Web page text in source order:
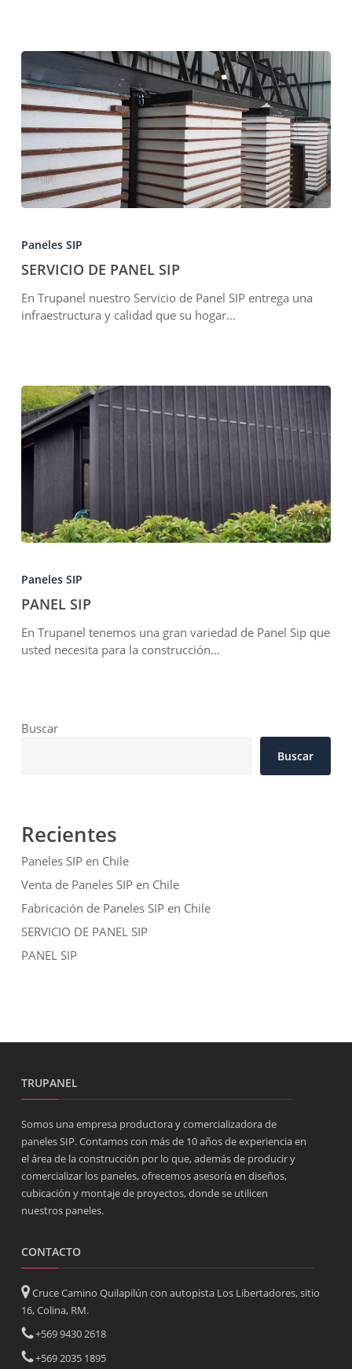
PANEL
SIP
Paneles SIP
SERVICIO DE PANEL SIP
En Trupanel nuestro Servicio de Panel SIP entrega una
infraestructura y calidad que su hogar…
Paneles SIP
PANEL SIP
En Trupanel tenemos una gran variedad de Panel Sip que
usted necesita para la construcción…
Buscar
Buscar
Recientes
Paneles SIP en Chile
Venta de Paneles SIP en Chile
Fabricación de Paneles SIP en Chile
SERVICIO DE PANEL SIP
PANEL SIP
TRUPANEL
Somos una empresa productora y comercializadora de
paneles SIP. Contamos con más de 10 años de experiencia en
el área de la construcción por lo que, además de producir y
comercializar los paneles, ofrecemos asesoría en diseños,
cubicación y montaje de proyectos, donde se utilicen
nuestros paneles.
CONTACTO
Cruce Camino Quilapilún con autopista Los Libertadores, sitio
16, Colina, RM.
+569 9430 2618
+569 2035 1895